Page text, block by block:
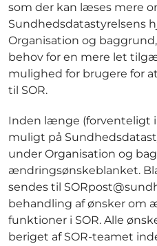
som der kan læses mere
Sundhedsdatastyrelsens
Organisation og
behov for en mere let
mulighed for brugere for
til SOR.
Inden længe (forventeligt
muligt på
under Organisation og
ændringsønskeblanket.
sendes til
behandling af ønsker om
funktioner i SOR. Alle
beriget af SOR-teamet